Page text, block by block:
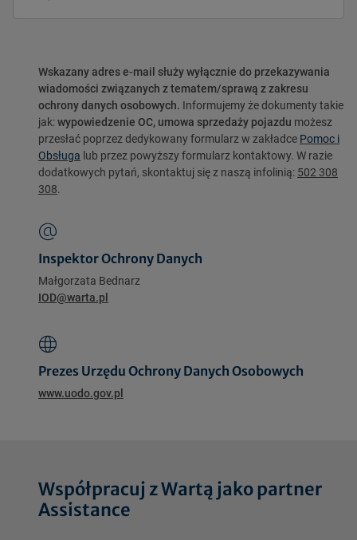
Wskazany adres e-mail służy wyłącznie do przekazywania
wiadomości związanych z tematem/sprawą z zakresu
ochrony danych osobowych. Informujemy że dokumenty takie
jak:wypowiedzenie OC, umowa sprzedaży pojazdu możesz
przesłać poprzez dedykowany formularz w zakładce Pomoc i
Obsługa lub przez powyższy formularz kontaktowy. W razie
dodatkowych pytań, skontaktuj się z naszą infolinią: 502 308
308.
Inspektor Ochrony Danych
Małgorzata Bednarz
IOD@warta.pl
Prezes Urzędu Ochrony Danych Osobowych
www.uodo.gov.pl
Współpracuj z Wartą jako partner
Assistance